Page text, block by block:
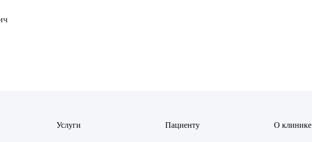
Услуги Пациенту О клинике
Богаевская Марина Викторовна